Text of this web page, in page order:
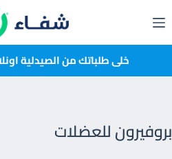
إلى
المحتوى خلى طلباتك من الصيدلية
بروفيرون للعضلات